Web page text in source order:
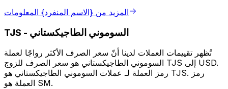
المزيد من {الاسم المنفرد} المعلومات
TJS - السوموني الطاجيكستاني
تُظهر تقييمات العملات لدينا أنّ سعر الصرف الأكثر رواجًا لعملة
السوموني الطاجيكستاني هو سعر الصرف للزوج TJS إلى USD.
رمز العملة لـ عملات السوموني الطاجيكستاني هو TJS. رمز
العملة هو SM.